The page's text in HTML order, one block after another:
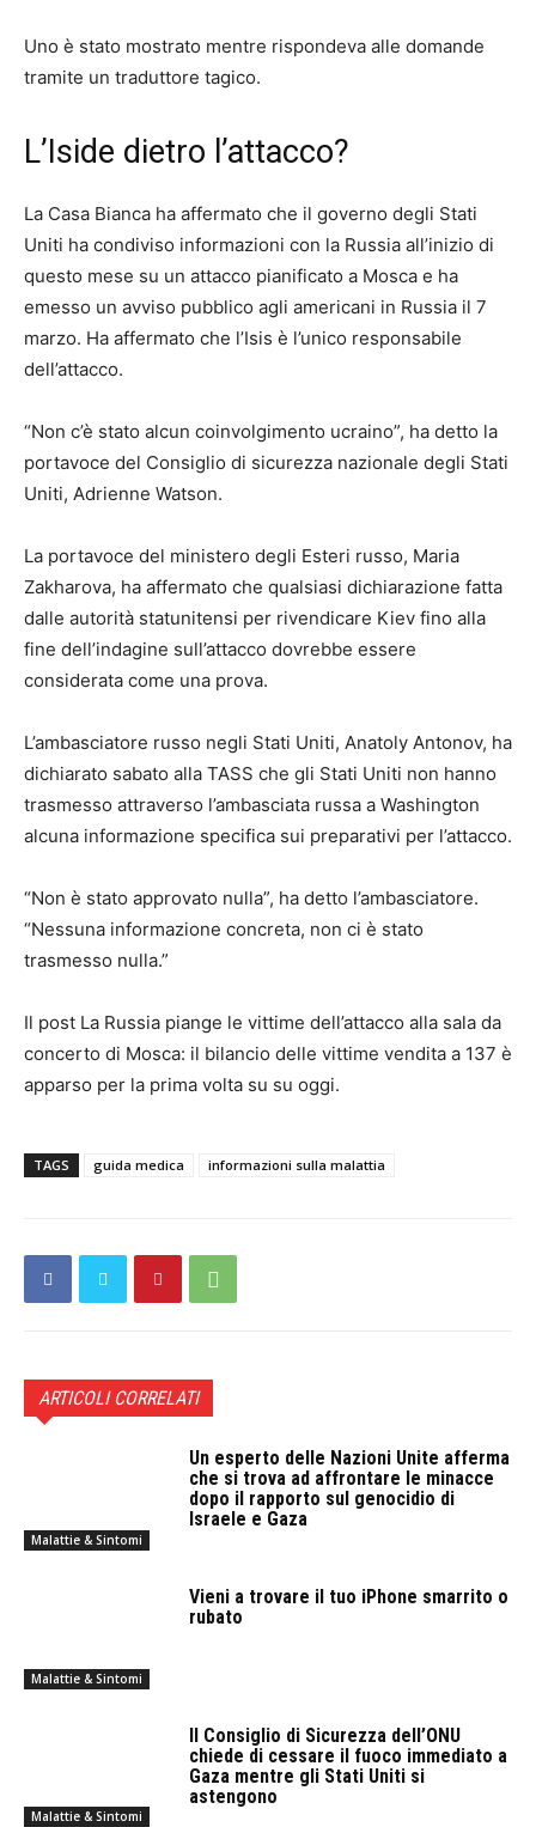
Uno è stato mostrato mentre rispondeva alle domande
tramite un traduttore tagico.
L’Iside dietro l’attacco?
La Casa Bianca ha affermato che il governo degli Stati
Uniti ha condiviso informazioni con la Russia all’inizio di
questo mese su un attacco pianificato a Mosca e ha
emesso un avviso pubblico agli americani in Russia il 7
marzo. Ha affermato che l’Isis è l’unico responsabile
dell’attacco.
“Non c’è stato alcun coinvolgimento ucraino”, ha detto la
portavoce del Consiglio di sicurezza nazionale degli Stati
Uniti, Adrienne Watson.
La portavoce del ministero degli Esteri russo, Maria
Zakharova, ha affermato che qualsiasi dichiarazione fatta
dalle autorità statunitensi per rivendicare Kiev fino alla
fine dell’indagine sull’attacco dovrebbe essere
considerata come una prova.
L’ambasciatore russo negli Stati Uniti, Anatoly Antonov, ha
dichiarato sabato alla TASS che gli Stati Uniti non hanno
trasmesso attraverso l’ambasciata russa a Washington
alcuna informazione specifica sui preparativi per l’attacco.
“Non è stato approvato nulla”, ha detto l’ambasciatore.
“Nessuna informazione concreta, non ci è stato
trasmesso nulla.”
Il post La Russia piange le vittime dell’attacco alla sala da
concerto di Mosca: il bilancio delle vittime vendita a 137 è
apparso per la prima volta su su oggi.
TAGS guida medica informazioni sulla malattia
ARTICOLI CORRELATI
Malattie & Sintomi
Un esperto delle Nazioni Unite afferma
che si trova ad affrontare le minacce
dopo il rapporto sul genocidio di
Israele e Gaza
Malattie & Sintomi
Vieni a trovare il tuo iPhone smarrito o
rubato
Malattie & Sintomi
Il Consiglio di Sicurezza dell’ONU
chiede di cessare il fuoco immediato a
Gaza mentre gli Stati Uniti si
astengono